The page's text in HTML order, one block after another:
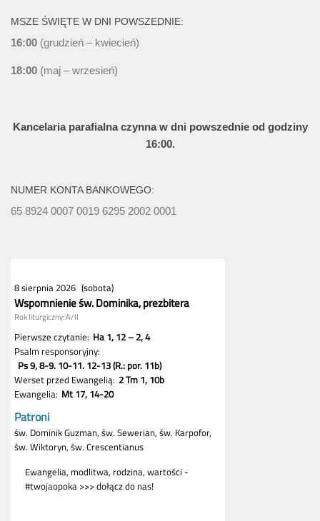
MSZE ŚWIĘTE W DNI POWSZEDNIE:
16:00 (grudzień – kwiecień)
18:00 (maj – wrzesień)
Kancelaria parafialna czynna w dni powszednie od godziny
16:00.
NUMER KONTA BANKOWEGO:
65 8924 0007 0019 6295 2002 0001